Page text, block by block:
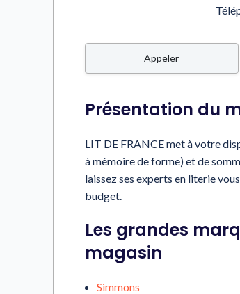
Appeler
Présentation du
LIT DE FRANCE met à votre
à mémoire de forme) et de
laissez ses experts en literie
budget.
Les grandes
magasin
Simmons